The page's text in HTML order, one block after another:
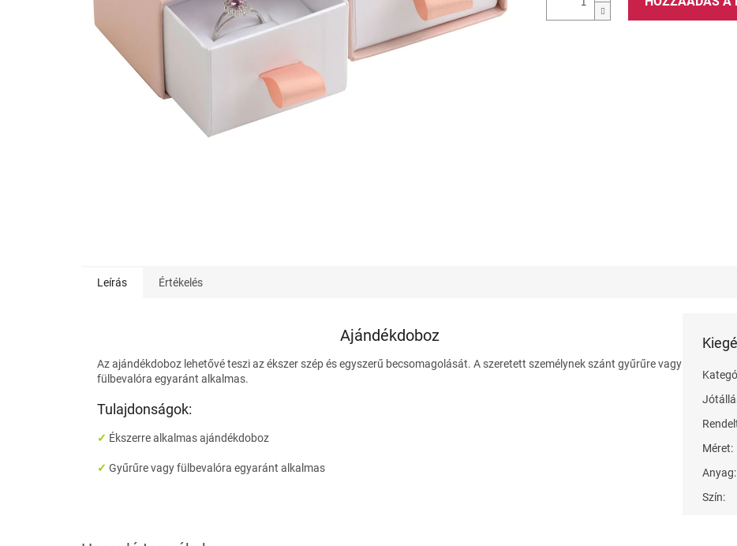
Leírás Értékelés
Ajándékdoboz
Az ajándékdoboz lehetővé teszi az ékszer szép és egyszerű becsomagolását. A szeretett személynek szánt gyűrűre vagy
fülbevalóra egyaránt alkalmas.
Tulajdonságok:
✓ Ékszerre alkalmas ajándékdoboz
✓ Gyűrűre vagy fülbevalóra egyaránt alkalmas
Méret:
Anyag:
Szín: